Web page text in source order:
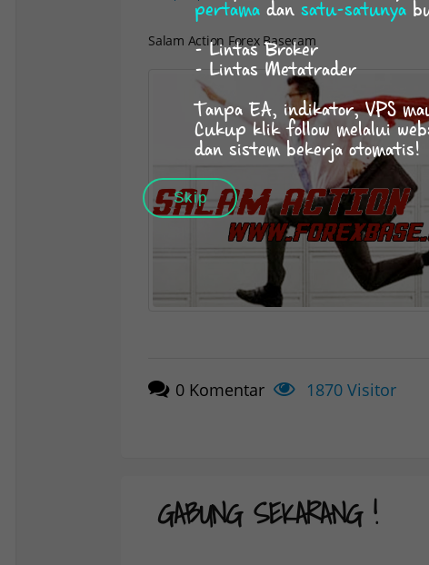
Salam Action Forex Basecam
0 Komentar 1870 Visitor
GABUNG SEKARANG !
Skip
pertama dan satu-satunya
- Lintas Broker
- Lintas Metatrader
Tanpa EA, indikator, VPS
Cukup klik follow melalui
dan sistem bekerja otomatis!